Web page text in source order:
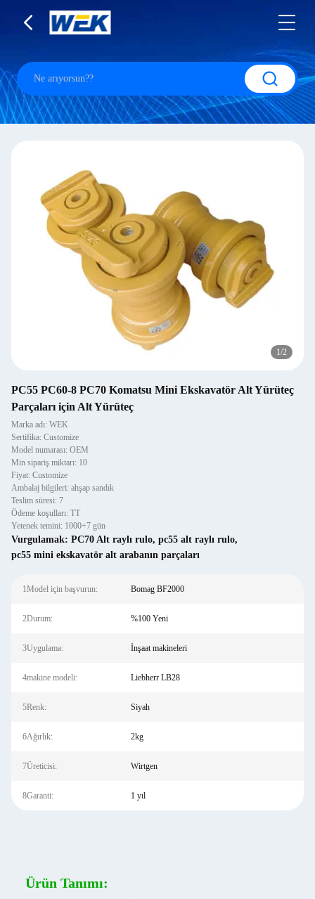
1/2
PC55 PC60-8 PC70 Komatsu Mini Ekskavatör Alt Yürüteç
Parçaları için Alt Yürüteç
Marka adı: WEK
Sertifika: Customize
Model numarası: OEM
Min sipariş miktarı: 10
Fiyat: Customize
Ambalaj bilgileri: ahşap sandık
Teslim süresi: 7
Ödeme koşulları: TT
Yetenek temini: 1000+7 gün
Vurgulamak: PC70 Alt raylı rulo, pc55 alt raylı rulo,
pc55 mini ekskavatör alt arabanın parçaları
1Model için başvurun: Bomag BF2000
2Durum: %100 Yeni
3Uygulama: İnşaat makineleri
4makine modeli: Liebherr LB28
5Renk: Siyah
6Ağırlık: 2kg
7Üreticisi: Wirtgen
8Garanti: 1 yıl
Ürün Tanımı: